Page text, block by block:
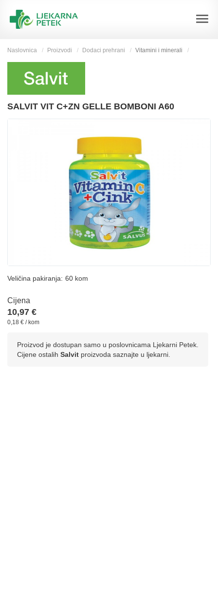
Naslovnica Proizvodi Dodaci prehrani Vitamini i minerali
SALVIT VIT C+ZN GELLE BOMBONI A60
Veličina pakiranja: 60 kom
Cijena
10,97 €
0,18 € / kom
Proizvod je dostupan samo u poslovnicama Ljekarni Petek.
Cijene ostalih Salvit proizvoda saznajte u ljekarni.